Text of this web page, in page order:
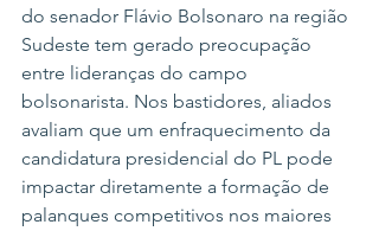
do senador Flávio Bolsonaro na região
Sudeste tem gerado preocupação
entre lideranças do campo
bolsonarista. Nos bastidores, aliados
avaliam que um enfraquecimento da
candidatura presidencial do PL pode
impactar diretamente a formação de
palanques competitivos nos maiores